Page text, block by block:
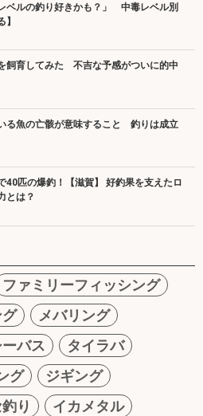
ベルの釣り好きかも？」 中毒レベル別
】
飼育してみた 不吉な予感がついに的中
る魚の亡骸が意味すること 釣りは成立
40匹の爆釣！【滋賀】 好釣果を支えたロ
とは？
ファミリーフィッシング
メバリング
バス
タイラバ
グ
ジギング
り
イカメタル